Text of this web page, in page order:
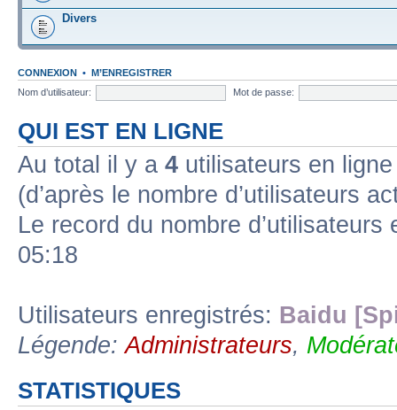
Divers
CONNEXION • M’ENREGISTRER
Nom d’utilisateur:
Mot de passe:
QUI EST EN LIGNE
Au total il y a 4 utilisateurs en
(d’après le nombre d’utilisateurs
Le record du nombre
05:18
Utilisateurs enregistrés: Baidu
Légende:Administrateurs,
STATISTIQUES